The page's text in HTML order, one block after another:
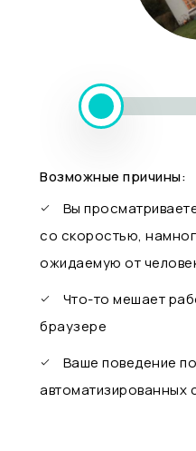
Возможные причины:
Вы
со скоростью,
ожидаемую от
Что-то мешает
браузере
Ваше поведение
автоматизированных